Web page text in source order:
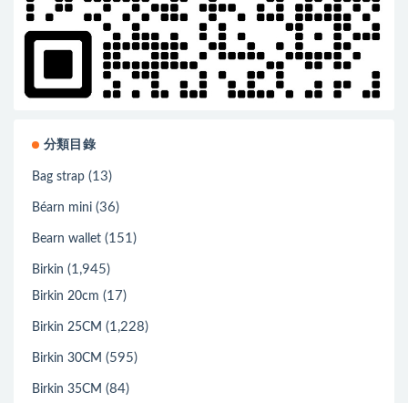
分類目錄
Bag strap (13)
Béarn mini (36)
Bearn wallet (151)
Birkin (1,945)
Birkin 20cm (17)
Birkin 25CM (1,228)
Birkin 30CM (595)
Birkin 35CM (84)